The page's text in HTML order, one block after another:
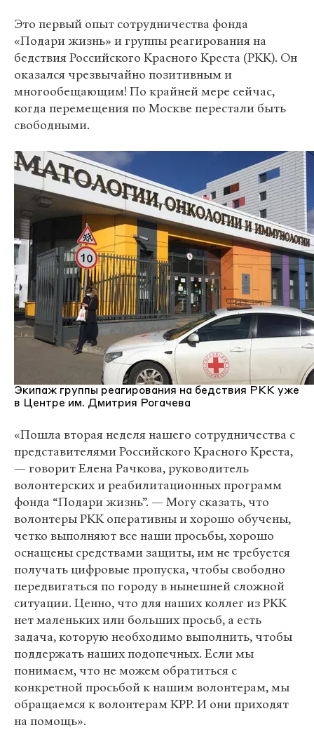
Это первый опыт сотрудничества фонда
«Подари жизнь» и группы реагирования на
бедствия Российского Красного Креста (РКК). Он
оказался чрезвычайно позитивным и
многообещающим! По крайней мере сейчас,
когда перемещения по Москве перестали быть
свободными.
Экипаж группы реагирования на бедствия РКК уже
в Центре им. Дмитрия Рогачева
«Пошла вторая неделя нашего сотрудничества с
представителями Российского Красного Креста,
— говорит Елена Рачкова, руководитель
волонтерских и реабилитационных программ
фонда “Подари жизнь”. — Могу сказать, что
волонтеры РКК оперативны и хорошо обучены,
четко выполняют все наши просьбы, хорошо
оснащены средствами защиты, им не требуется
получать цифровые пропуска, чтобы свободно
передвигаться по городу в нынешней сложной
ситуации. Ценно, что для наших коллег из РКК
нет маленьких или больших просьб, а есть
задача, которую необходимо выполнить, чтобы
поддержать наших подопечных. Если мы
понимаем, что не можем обратиться с
конкретной просьбой к нашим волонтерам, мы
обращаемся к волонтерам КРР. И они приходят
на помощь».